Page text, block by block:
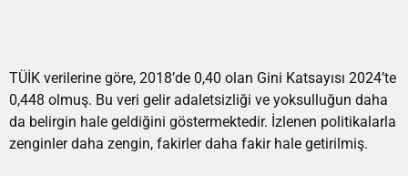
TÜİK verilerine göre, 2018’de 0,40 olan Gini Katsayısı 2024’te
0,448 olmuş. Bu veri gelir adaletsizliği ve yoksulluğun daha
da belirgin hale geldiğini göstermektedir. İzlenen politikalarla
zenginler daha zengin, fakirler daha fakir hale getirilmiş.